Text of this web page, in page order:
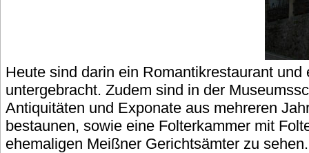
Heute sind darin ein Romantikrestaurant
untergebracht. Zudem sind in der
Antiquitäten und Exponate aus mehreren
bestaunen, sowie eine Folterkammer mit
ehemaligen Meißner Gerichtsämter zu sehen.